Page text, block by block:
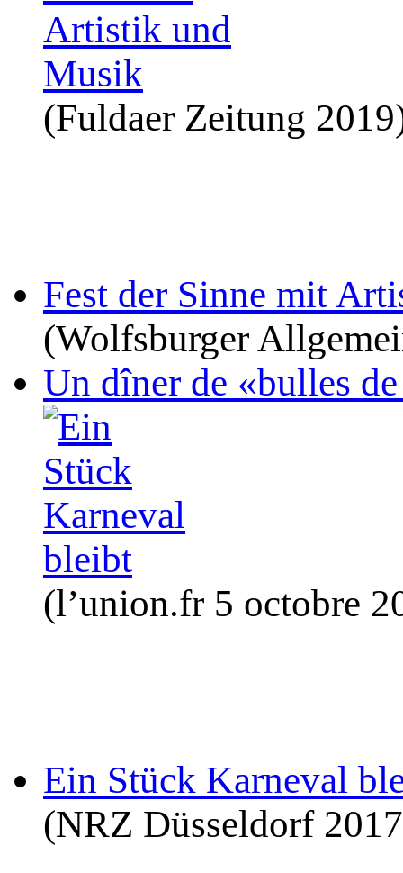
(Fuldaer Zeitung
Fest der Sinne mit
(Wolfsburger
Un dîner de «bulles
(l’union.fr 5 octobre
Ein Stück Karneval
(NRZ Düsseldorf